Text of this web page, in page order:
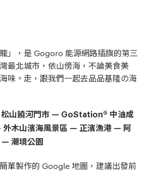
」，是 Gogoro 能源網路插旗的第三
最北城市， 依山傍海，不論美食美
味。走，跟我們一起去品品基隆の海
山饒河門市 — GoStation® 中油成
外木山濱海風景區 — 正濱漁港 — 阿
— 潮境公園
單製作的 Google 地圖，建議出發前